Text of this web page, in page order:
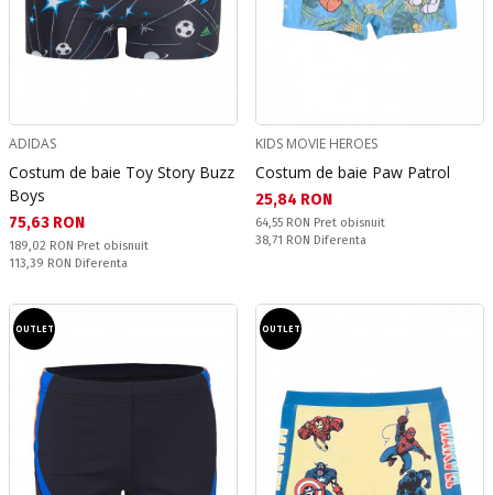
ADIDAS
Costum de baie Toy Story Buzz
Boys
Текуща цена:
75,63 RON
Pret obisnuit:
189,02 RON Pret obisnuit
Спестявате:
113,39 RON Diferenta
KIDS MOVIE HEROES
Costum de baie Paw Patrol
Текуща цена:
25,84 RON
Pret obisnuit:
64,55 RON Pret obisnuit
Спестявате:
38,71 RON Diferenta
OUTLET OUTLET